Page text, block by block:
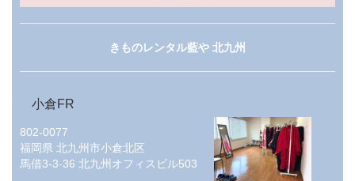
きものレンタル藍や 北九州
小倉FR
802-0077
福岡県 北九州市小倉北区
馬借3-3-36 北九州オフィスビル503